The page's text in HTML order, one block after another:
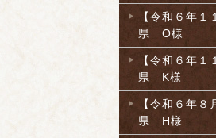
【令和６年
県 O様
【令和６年
県 K様
【令和６年
県 H様